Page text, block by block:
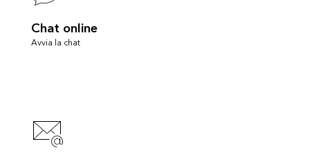
Chat online
Avvia la chat